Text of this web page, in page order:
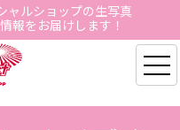
ャルショップの生写真
報をお届けします！
Hello Project Official